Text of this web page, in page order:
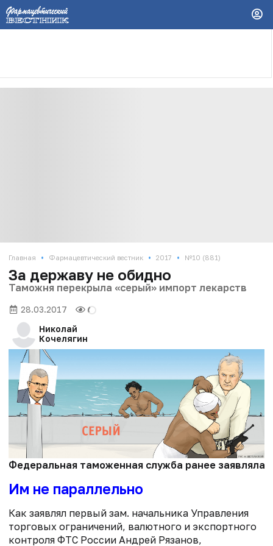
Главная • Фармацевтический вестник • 2017 • №10 (881)
За державу не обидно
Таможня перекрыла «серый» импорт лекарств
28.03.2017
Николай
Кочелягин
Федеральная таможенная служба ранее заявляла,
Им не параллельно
Как заявлял первый зам. начальника Управления
торговых ограничений, валютного и экспортного
контроля ФТС России Андрей Рязанов,